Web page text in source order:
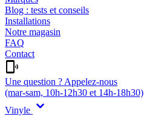
Blog : tests et conseils
Installations
Notre magasin
FAQ
Contact
Une question ? Appelez-nous
(mar-sam, 10h-12h30 et 14h-18h30)
Vinyle